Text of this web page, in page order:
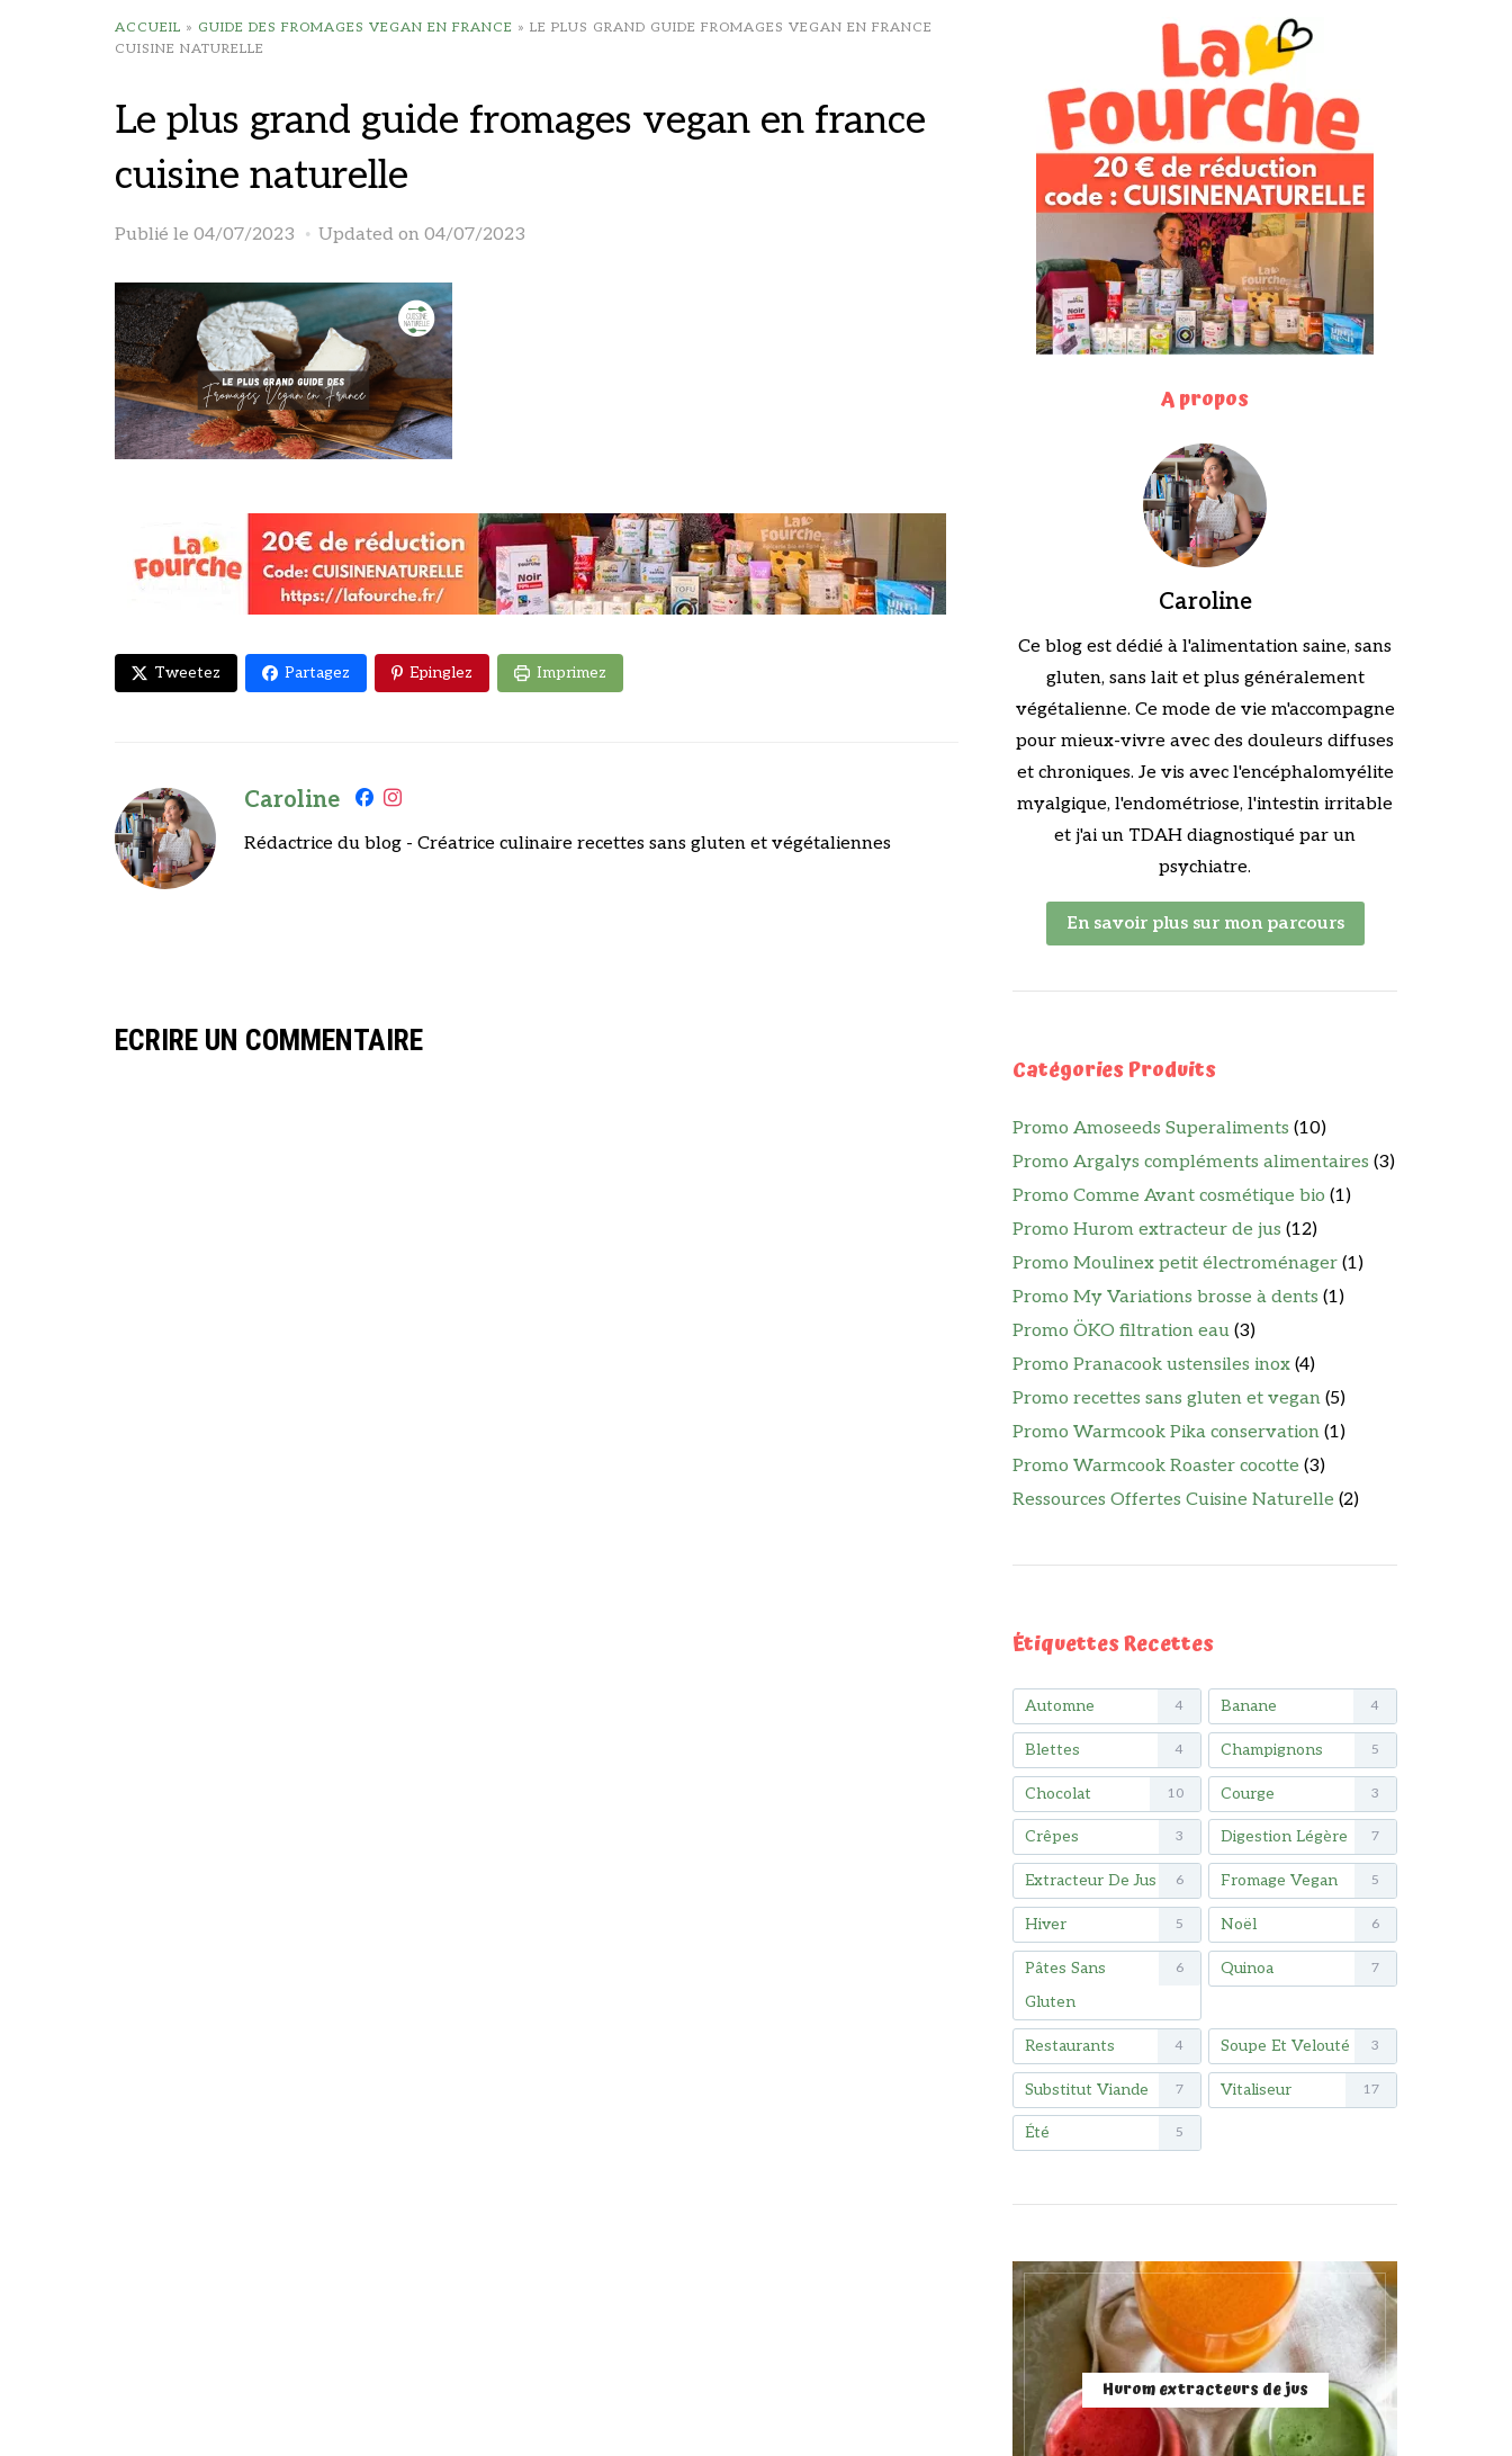
ACCUEIL » GUIDE DES FROMAGES VEGAN EN FRANCE » LE PLUS GRAND GUIDE FROMAGES VEGAN EN FRANCE
CUISINE NATURELLE
Le plus grand guide fromages vegan en france
cuisine naturelle
Publié le 04/07/2023 Updated on 04/07/2023
Tweetez Partagez Epinglez Imprimez
Caroline
Rédactrice du blog - Créatrice culinaire recettes sans gluten et végétaliennes
ECRIRE UN COMMENTAIRE
A propos
Caroline
Ce blog est dédié à l'alimentation saine, sans
gluten, sans lait et plus généralement
végétalienne. Ce mode de vie m'accompagne
pour mieux-vivre avec des douleurs diffuses
et chroniques. Je vis avec l'encéphalomyélite
myalgique, l'endométriose, l'intestin irritable
et j'ai un TDAH diagnostiqué par un
psychiatre.
En savoir plus sur mon parcours
Catégories Produits
Promo Amoseeds Superaliments (10)
Promo Argalys compléments alimentaires (3)
Promo Comme Avant cosmétique bio (1)
Promo Hurom extracteur de jus (12)
Promo Moulinex petit électroménager (1)
Promo My Variations brosse à dents (1)
Promo ÖKO filtration eau (3)
Promo Pranacook ustensiles inox (4)
Promo recettes sans gluten et vegan (5)
Promo Warmcook Pika conservation (1)
Promo Warmcook Roaster cocotte (3)
Ressources Offertes Cuisine Naturelle (2)
Étiquettes Recettes
Automne 4 Banane 4
Blettes 4 Champignons 5
Chocolat 10 Courge 3
Crêpes 3 Digestion Légère 7
Extracteur De Jus 6 Fromage Vegan 5
Hiver 5 Noël 6
Pâtes Sans
Gluten
6 Quinoa 7
Restaurants 4 Soupe Et Velouté 3
Substitut Viande 7 Vitaliseur 17
Été 5
Hurom extracteurs de jus